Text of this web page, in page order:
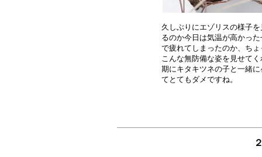
久しぶりにエゾリスの様子
るのか今日は気温が高かっ
で疲れてしまったのか、ち
こんな無防備な姿を見せて
期にキタキツネの子と一緒